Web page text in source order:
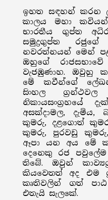
ඉහත සඳහන් කරන
කාලය මහා
භාරතීය ගුප්ත
සමුද්‍රගුප්ත රජුගේ
නවරත්නයන් මෙන්
ඔහුගේ
වැජඹුණාහ. ඔවුහු
මේ කවීන්ගේ
සිංහල
නිකායසංග්‍රහයේ
අසක්දාමල, දැමිය,
කුමරු, දළගොත්
කුමරු, පුරවඩු
ඈපා යන අය මේ
දෙනෙකු රජ
තිබේ. ඔවුන්
කියවෙතත් අද එම
කෘතිවලින් ගත්
එතැයි සැලකේ.